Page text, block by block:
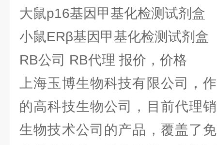
大鼠p16基因甲基化检测试剂盒
小鼠ERβ基因甲基化检测试剂盒
RB公司 RB代理 报价，价格
上海玉博生物科技有限公司，
的高科技生物公司，目前代理
生物技术公司的产品，覆盖了